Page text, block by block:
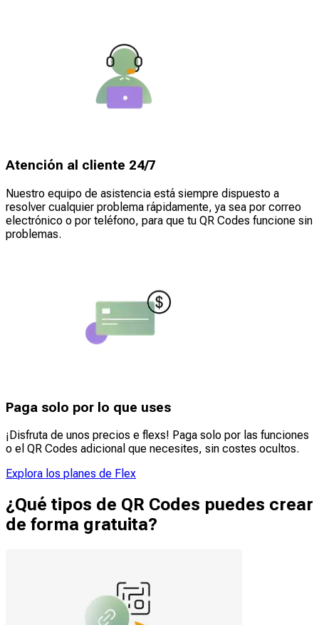
Atención al cliente 24/7
Nuestro equipo de asistencia está siempre dispuesto a
resolver cualquier problema rápidamente, ya sea por correo
electrónico o por teléfono, para que tu QR Codes funcione sin
problemas.
Paga solo por lo que uses
¡Disfruta de unos precios e flexs! Paga solo por las funciones
o el QR Codes adicional que necesites, sin costes ocultos.
Explora los planes de Flex
¿Qué tipos de QR Codes puedes crear
de forma gratuita?